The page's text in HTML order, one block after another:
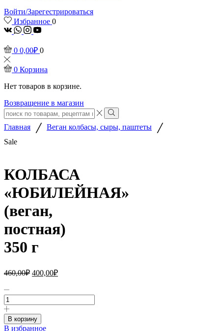
Войти/Зарегестрироваться
Избранное 0
vk Whatsapp
Instagram
Youtube
0 0,00₽ 0
0 Корзина
Нет товаров в корзине.
Возвращение в магазин
Search
input
Search
Главная / Веган колбасы, сыры, паштеты /
Sale
КОЛБАСА
«ЮБИЛЕЙНАЯ»
(веган,
постная)
350 г
460,00₽ Первоначальная
400,00₽Текущая
Количество
КОЛБАСА
"ЮБИЛЕЙНАЯ"
(веган,
В корзину
В избранное